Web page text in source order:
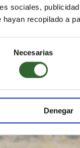
sociales,
hayan recopilado a
Necesarias
Denegar